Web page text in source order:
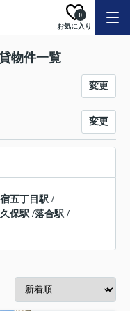
お気に入り
0
物件一覧
変更
変更
五丁目駅 /
保駅 /落合駅 /